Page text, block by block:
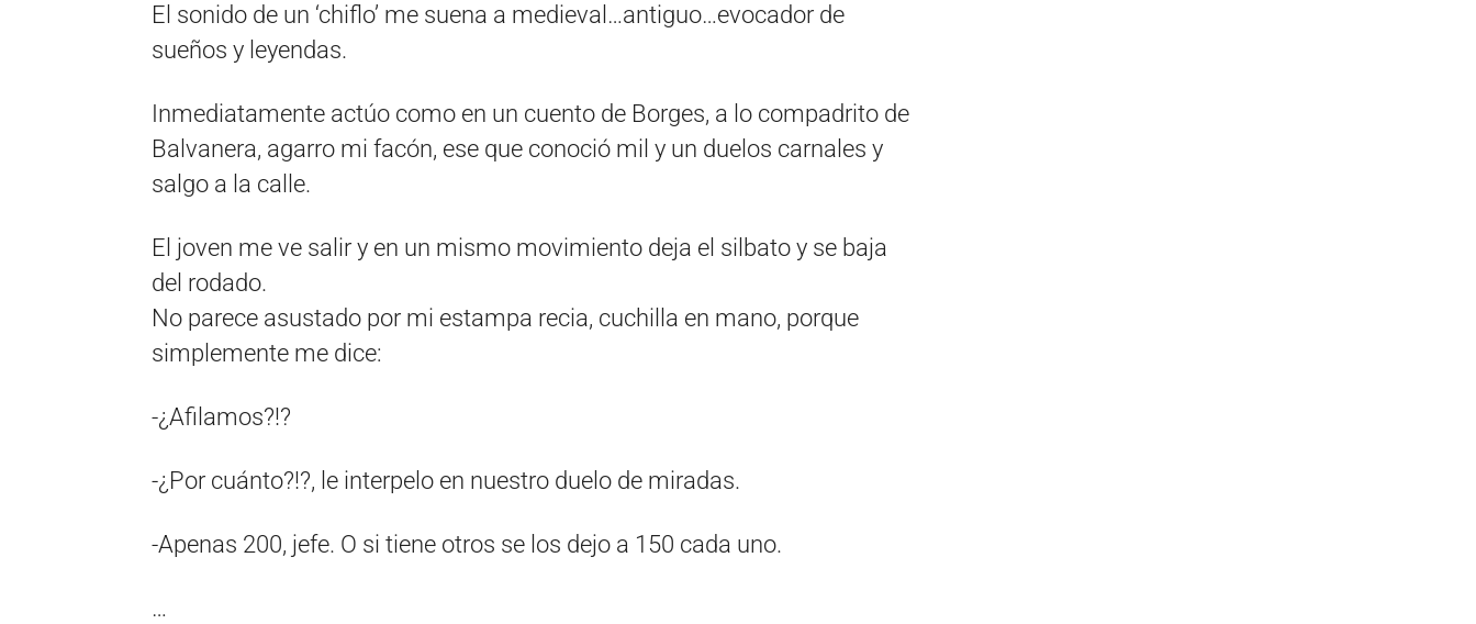
El sonido de un ‘chiflo’ me suena a medieval…antiguo…evocador de
sueños y leyendas.
Inmediatamente actúo como en un cuento de Borges, a lo compadrito de
Balvanera, agarro mi facón, ese que conoció mil y un duelos carnales y
salgo a la calle.
El joven me ve salir y en un mismo movimiento deja el silbato y se baja
del rodado.
No parece asustado por mi estampa recia, cuchilla en mano, porque
simplemente me dice:
-¿Afilamos?!?
-¿Por cuánto?!?, le interpelo en nuestro duelo de miradas.
-Apenas 200, jefe. O si tiene otros se los dejo a 150 cada uno.
…